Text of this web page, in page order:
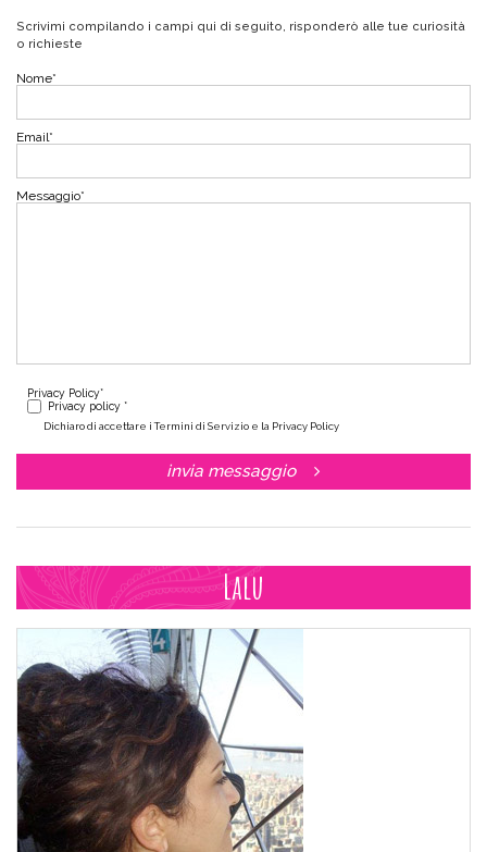
Scrivimi compilando i campi qui di seguito, risponderò alle tue curiosità
o richieste
Nome*
Email*
Messaggio*
Privacy Policy*
Privacy policy *
Dichiaro di accettare i Termini di Servizio e la Privacy Policy
invia messaggio
Lalu